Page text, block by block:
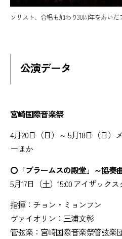
ソリスト、合唱も加わり30周年を寿い
公演データ
宮崎国際音楽祭
4月20日（日）～ 5月18日（日）
ーほか
〇「ブラームスの殿堂」～協奏
5月17日（土）15:00 アイザック
指揮：チョン・ミョンフン
ヴァイオリン：三浦文彰
管弦楽：宮崎国際音楽祭管弦楽